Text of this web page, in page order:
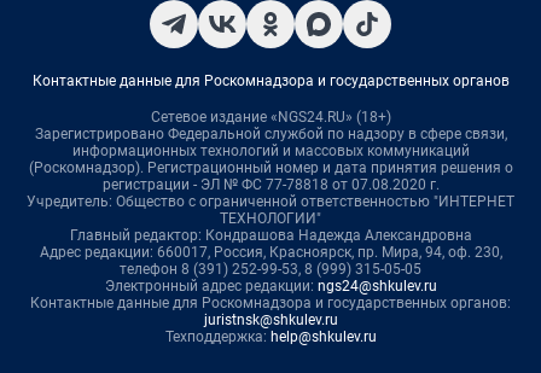
Контактные данные для Роскомнадзора и государственных органов
Сетевое издание «NGS24.RU» (18+)
Зарегистрировано Федеральной службой по надзору в сфере связи,
информационных технологий и массовых коммуникаций
(Роскомнадзор). Регистрационный номер и дата принятия решения о
регистрации - ЭЛ № ФС 77-78818 от 07.08.2020 г.
Учредитель: Общество с ограниченной ответственностью "ИНТЕРНЕТ
ТЕХНОЛОГИИ"
Главный редактор: Кондрашова Надежда Александровна
Адрес редакции: 660017, Россия, Красноярск, пр. Мира, 94, оф. 230,
телефон 8 (391) 252-99-53, 8 (999) 315-05-05
Электронный адрес редакции: ngs24@shkulev.ru
Контактные данные для Роскомнадзора и государственных органов:
juristnsk@shkulev.ru
Техподдержка: help@shkulev.ru